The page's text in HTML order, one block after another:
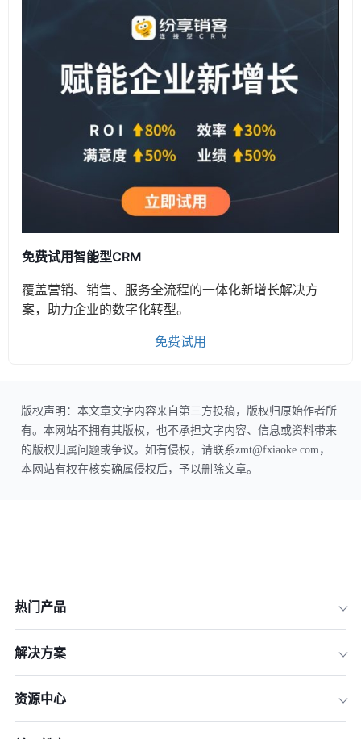
免费试用智能型CRM
覆盖营销、销售、服务全流程的一体化新增长解决方
案，助力企业的数字化转型。
免费试用
版权声明：本文章文字内容来自第三方投稿，版权归原始作者所
有。本网站不拥有其版权，也不承担文字内容、信息或资料带来
的版权归属问题或争议。如有侵权，请联系zmt@fxiaoke.com，
本网站有权在核实确属侵权后，予以删除文章。
热门产品
解决方案
资源中心